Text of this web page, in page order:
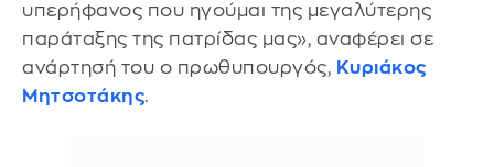
υπερήφανος που ηγούμαι της μεγαλύτερης
παράταξης της πατρίδας μας», αναφέρει σε
ανάρτησή του ο πρωθυπουργός, Κυριάκος
Μητσοτάκης.